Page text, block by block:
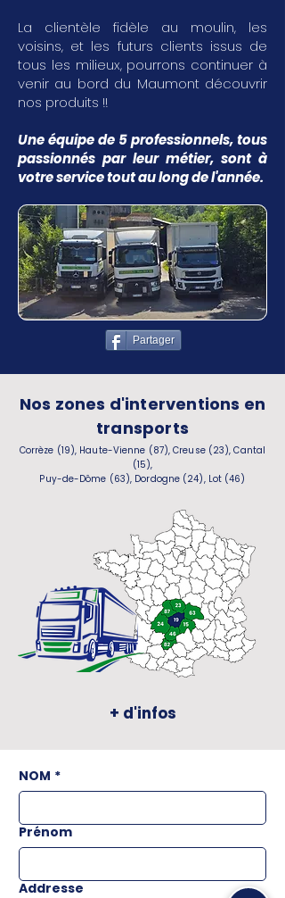
La clientèle fidèle au moulin, les
voisins, et les futurs clients issus de
tous les milieux, pourrons continuer à
venir au bord du Maumont découvrir
nos produits !!
Une équipe de 5 professionnels, tous
passionnés par leur métier, sont à
votre service tout au long de l'année.
Partager
Nos zones d'interventions en
transports
Corrèze (19), Haute-Vienne (87), Creuse (23), Cantal
(15),
Puy-de-Dôme (63), Dordogne (24), Lot (46)
+ d'infos
NOM *
Prénom
Addresse